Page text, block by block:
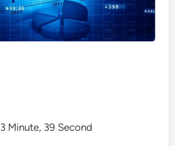
3 Minute, 39 Second